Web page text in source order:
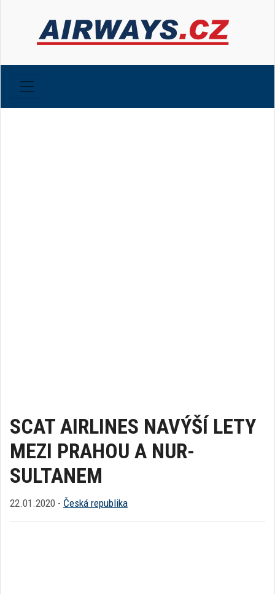
SCAT AIRLINES NAVÝŠÍ LETY
MEZI PRAHOU A NUR-
SULTANEM
22.01.2020 - Česká republika